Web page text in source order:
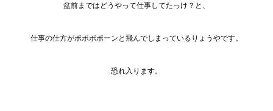
盆前まではどうやって仕事してたっけ？と、
仕事の仕方がポポポポーンと飛んでしまっているりょうやです。
恐れ入ります。